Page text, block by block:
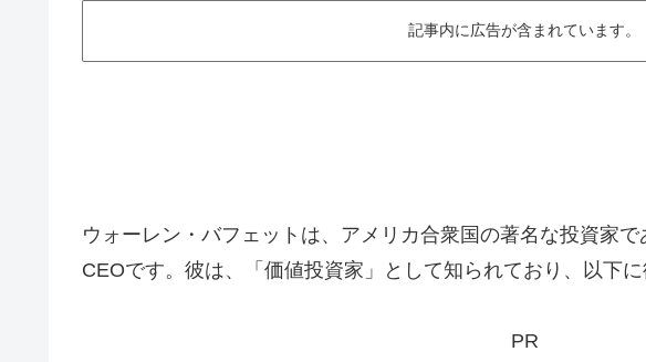
記事内に広告が含まれています。
ウォーレン・バフェットは、アメリカ合衆国の著名な投資家
CEOです。彼は、「価値投資家」として知られており、以下
PR